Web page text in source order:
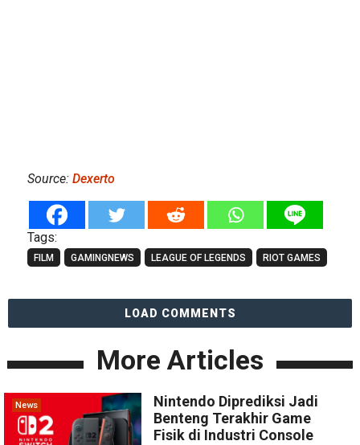
Source: Dexerto
Tags:
FILM GAMINGNEWS LEAGUE OF LEGENDS RIOT GAMES
LOAD COMMENTS
More Articles
News
Nintendo Diprediksi Jadi
Benteng Terakhir Game
Fisik di Industri Console